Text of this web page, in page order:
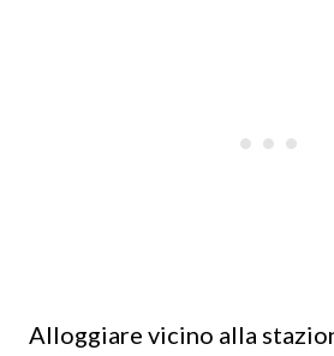
Alloggiare vicino alla